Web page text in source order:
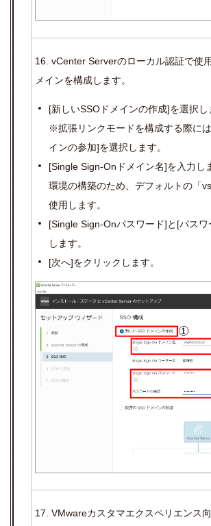
16. vCenter Serverのローカル認証で使
メインを構成します。
[新しいSSO ドメインの作成]を選択し
※拡張リンクモードを構成する際には
インの参加]を選択します。
[Single Sign-On ドメイン名]を入力し
環境の構築のため、デフォルトの「
使用します。
[Single Sign-Onパスワード]と [パスワ
します。
[次へ]をクリックします。
17. VMwareカスタマエクスペリエンス